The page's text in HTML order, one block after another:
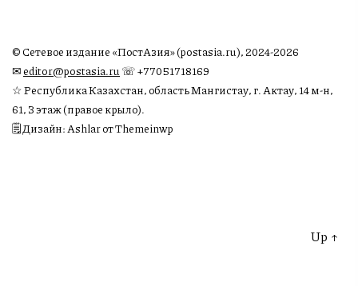
© Сетевое издание «ПостАзия» (postasia.ru), 2024-2026
✉︎editor@postasia.ru ☏ +77051718169
☆ Республика Казахстан, область Мангистау, г. Актау, 14 м-н,
61, 3 этаж (правое крыло).
🗒 Дизайн: Ashlar от Themeinwp
Up ↑